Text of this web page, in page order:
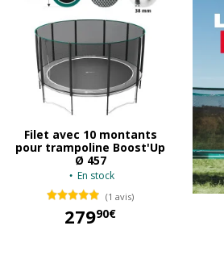
Filet avec 10 montants
pour trampoline Boost'Up
Ø 457
En stock
(1 avis)
27990€